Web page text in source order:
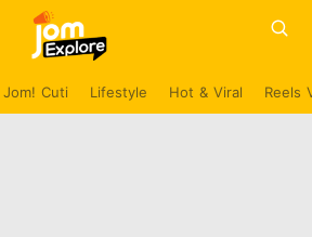
Jom! Cuti Lifestyle Hot & Viral Reels